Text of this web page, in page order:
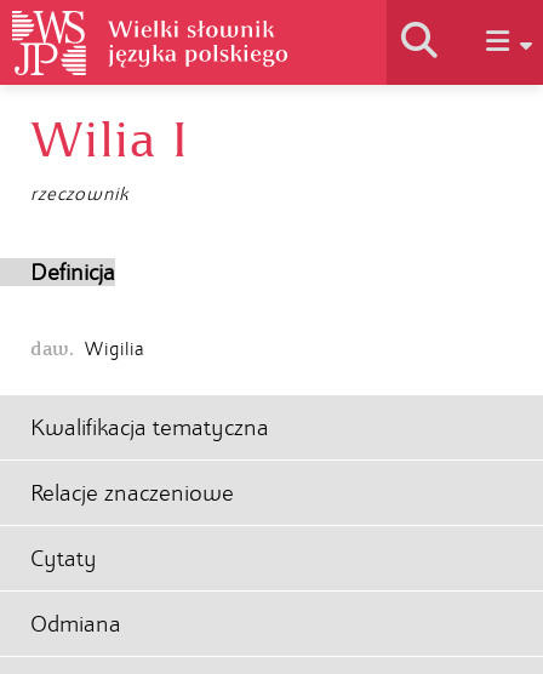
Wilia I
rzeczownik
Definicja
daw. Wigilia
Kwalifikacja tematyczna
Relacje znaczeniowe
Cytaty
Odmiana